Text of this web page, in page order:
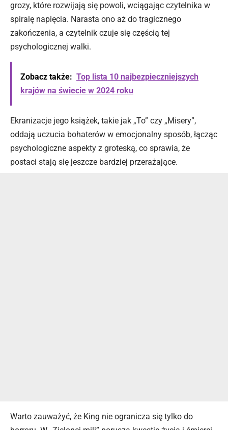
grozy, które rozwijają się powoli, wciągając czytelnika w
spiralę napięcia. Narasta ono aż do tragicznego
zakończenia, a czytelnik czuje się częścią tej
psychologicznej walki.
Zobacz także: Top lista 10 najbezpieczniejszych
krajów na świecie w 2024 roku
Ekranizacje jego książek, takie jak „To” czy „Misery”,
oddają uczucia bohaterów w emocjonalny sposób, łącząc
psychologiczne aspekty z groteską, co sprawia, że
postaci stają się jeszcze bardziej przerażające.
Warto zauważyć, że King nie ogranicza się tylko do